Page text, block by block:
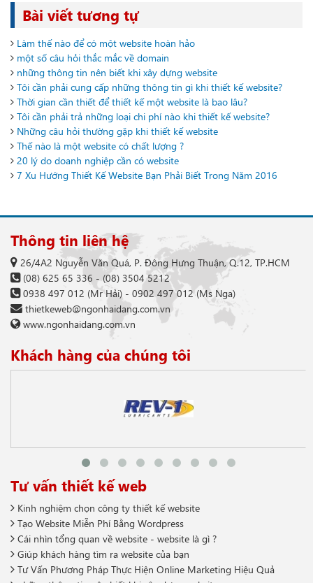
Bài viết tương tự
Làm thế nào để có một website hoàn hảo
một số câu hỏi thắc mắc về domain
những thông tin nên biết khi xây dựng website
Tôi cần phải cung cấp những thông tin gì khi thiết kế website?
Thời gian cần thiết để thiết kế một website là bao lâu?
Tôi cần phải trả những loại chi phí nào khi thiết kế website?
Những câu hỏi thường gặp khi thiết kế website
Thế nào là một website có chất lượng ?
20 lý do doanh nghiệp cần có website
7 Xu Hướng Thiết Kế Website Bạn Phải Biết Trong Năm 2016
Thông tin liên hệ
26/4A2 Nguyễn Văn Quá, P. Đông Hưng Thuận, Q.12, TP.HCM
(08) 625 65 336 -(08) 3504 5212
0938 497 012 (Mr Hải) - 0902 497 012(Ms Nga)
thietkeweb@ngonhaidang.com.vn
www.ngonhaidang.com.vn
Khách hàng của chúng tôi
Tư vấn thiết kế web
Kinh nghiệm chọn công ty thiết kế website
Tạo Website Miễn Phí Bằng Wordpress
Cái nhìn tổng quan về website - website là gì ?
Giúp khách hàng tìm ra website của bạn
Tư Vấn Phương Pháp Thực Hiện Online Marketing Hiệu Quả